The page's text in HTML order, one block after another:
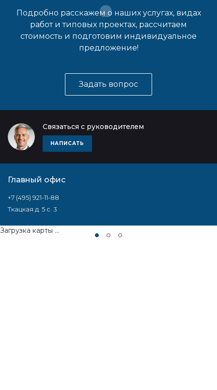
Подробно расскажем о наших услугах, видах
работ и типовых проектах, рассчитаем
стоимость и подготовим индивидуальное
предложение!
Задать вопрос
Связаться с руководителем
НАПИСАТЬ
Главный офис
+7 (495) 921-11-88
Ткацкая д. 5 с. 3
Загрузка карты ...